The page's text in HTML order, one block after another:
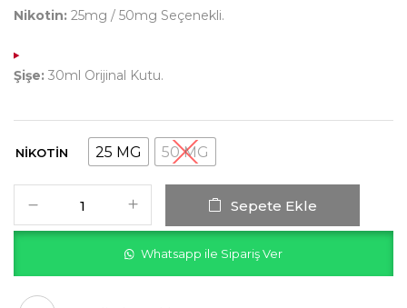
Nikotin: 25mg / 50mg Seçenekli.
Şişe: 30ml Orijinal Kutu.
NIKOTIN 25 MG 50 MG
Sepete Ekle
Whatsapp ile Sipariş Ver